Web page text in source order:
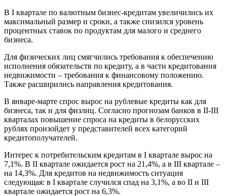
В I квартале по валютным бизнес-кредитам увеличились их
максимальный размер и сроки, а также снизился уровень
процентных ставок по продуктам для малого и среднего
бизнеса.
Для физических лиц смягчились требования к обеспечению
исполнения обязательств по кредиту, а в части кредитования
недвижимости – требования к финансовому положению.
Также расширились направления кредитования.
В январе-марте спрос вырос на рублевые кредиты как для
бизнеса, так и для физлиц. Согласно прогнозам банков в II-III
кварталах повышение спроса на кредиты в белорусских
рублях произойдет у представителей всех категорий
кредитополучателей.
Интерес к потребительским кредитам в I квартале вырос на
7,1%. В II квартале ожидается рост на 21,4%, а в III квартале –
на 14,3%. Для кредитов на недвижимость ситуация
следующая: в I квартале случился спад на 3,1%, а во II и III
квартале ожидается рост на 6,3%.